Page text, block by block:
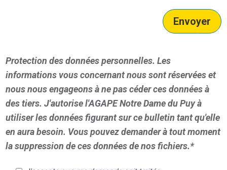
Envoyer
Protection des données personnelles. Les
informations vous concernant nous sont réservées et
nous nous engageons à ne pas céder ces données à
des tiers. J'autorise l'AGAPE Notre Dame du Puy à
utiliser les données figurant sur ce bulletin tant qu'elle
en aura besoin. Vous pouvez demander à tout moment
la suppression de ces données de nos fichiers.*